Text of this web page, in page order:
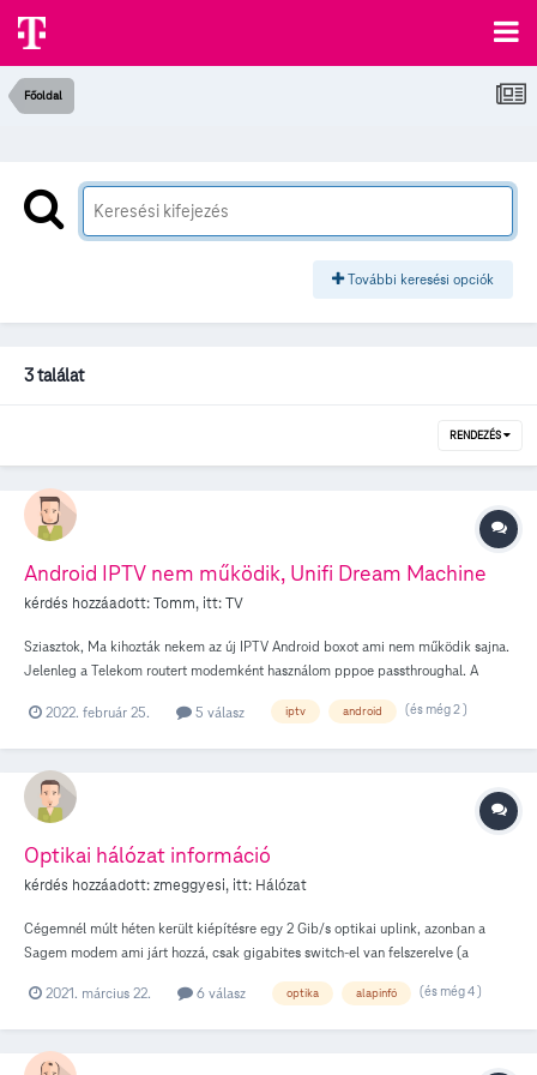
Főoldal
További keresési opciók
3 találat
RENDEZÉS
Android IPTV nem működik, Unifi Dream Machine
kérdés hozzáadott:Tomm, itt:TV
Sziasztok, Ma kihozták nekem az új IPTV Android boxot ami nem működik sajna.
Jelenleg a Telekom routert modemként használom pppoe passthroughal. A
(előzetesek lejátszása is), kivéve az élő TV műsor. UPNP-t bekapcsoltam, a
2022. február 25. 5 válasz iptv android (és még 2 )
Optikai hálózat információ
kérdés hozzáadott:zmeggyesi, itt: Hálózat
Cégemnél múlt héten került kiépítésre egy 2 Gib/s optikai uplink, azonban a
Sagem modem ami járt hozzá, csak gigabites switch-el van felszerelve (a
et). Ez nekem nem elég jó. A céges router, egy Ubiquiti Dream Machine Pro,
ami 10 Gib/s-ig jó lenne. A kérdésem, hogy ha kihagyom a modemet, és
2021. március 22. 6 válasz optika alapinfó (és még 4 )